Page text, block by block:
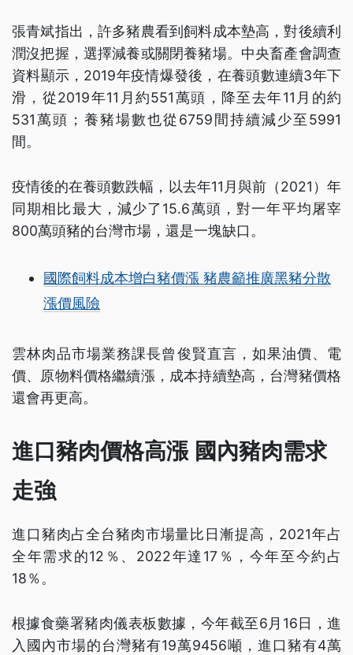
張青斌指出，許多豬農看到飼料成本墊高，對後續利
潤沒把握，選擇減養或關閉養豬場。中央畜產會調查
資料顯示，2019年疫情爆發後，在養頭數連續3年下
滑，從2019年11月約551萬頭，降至去年11月的約
531萬頭；養豬場數也從6759間持續減少至5991
間。
疫情後的在養頭數跌幅，以去年11月與前（2021）年
同期相比最大，減少了15.6萬頭，對一年平均屠宰
800萬頭豬的台灣市場，還是一塊缺口。
國際飼料成本增白豬價漲 豬農籲推廣黑豬分散
漲價風險
雲林肉品市場業務課長曾俊賢直言，如果油價、電
價、原物料價格繼續漲，成本持續墊高，台灣豬價格
還會再更高。
進口豬肉價格高漲 國內豬肉需求
走強
進口豬肉占全台豬肉市場量比日漸提高，2021年占
全年需求的12％、2022年達17％，今年至今約占
18％。
根據食藥署豬肉儀表板數據，今年截至6月16日，進
入國內市場的台灣豬有19萬9456噸，進口豬有4萬